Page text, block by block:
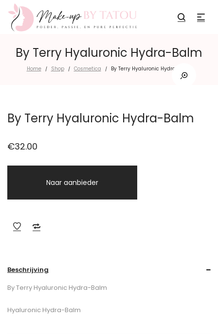
By Terry Hyaluronic Hydra-Balm
Home / Shop / Cosmetica / By Terry Hyaluronic Hydra-Balm
By Terry Hyaluronic Hydra-Balm
€32.00
Naar aanbieder
Beschrijving
By Terry Hyaluronic Hydra-Balm
Hyaluronic Hydra-Balm